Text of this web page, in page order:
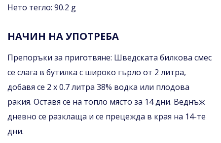
Нето тегло: 90.2 g
НАЧИН НА УПОТРЕБА
Препоръки за приготвяне: Шведската билкова смес
се слага в бутилка с широко гърло от 2 литра,
добавя се 2 х 0.7 литра 38% водка или плодова
ракия. Оставя се на топло място за 14 дни. Веднъж
дневно се разклаща и се прецежда в края на 14-те
дни.